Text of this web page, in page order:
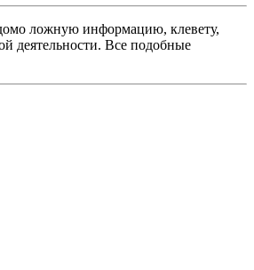
ложную информацию, клевету,
деятельности. Все подобные